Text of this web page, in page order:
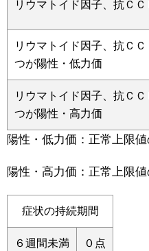
リウマトイド因子、抗Ｃ
リウマトイド因子、抗ＣＣ
つが陽性・低力価
リウマトイド因子、抗ＣＣ
つが陽性・高力価
陽性・低力価：正常上限値
陽性・高力価：正常上限値
症状の持続期間
６週間未満 ０点